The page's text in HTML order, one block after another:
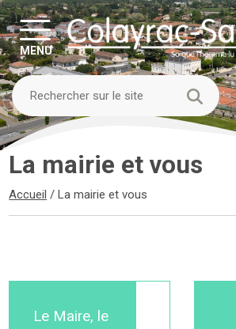
MENU
La mairie et vous
Accueil /La mairie et vous
Le Maire, le